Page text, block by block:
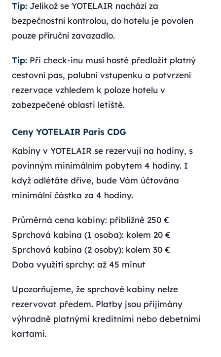
Tip: Jelikož se YOTELAIR nachází za
bezpečnostní kontrolou, do hotelu je povolen
pouze příruční zavazadlo.
Tip: Při check-inu musí hosté předložit platný
cestovní pas, palubní vstupenku a potvrzení
rezervace vzhledem k poloze hotelu v
zabezpečené oblasti letiště.
Ceny YOTELAIR Paris CDG
Kabiny v YOTELAIR se rezervují na hodiny, s
povinným minimálním pobytem 4 hodiny. I
když odlétáte dříve, bude Vám účtována
minimální částka za 4 hodiny.
Průměrná cena kabiny: přibližně 250 €
Sprchová kabina (1 osoba): kolem 20 €
Sprchová kabina (2 osoby): kolem 30 €
Doba využití sprchy: až 45 minut
Upozorňujeme, že sprchové kabiny nelze
rezervovat předem. Platby jsou přijímány
výhradně platnými kreditními nebo debetními
kartami.